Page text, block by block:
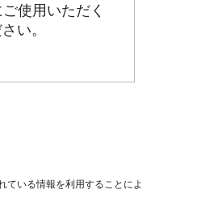
使用いただく
い。
ている情報を利用することによ